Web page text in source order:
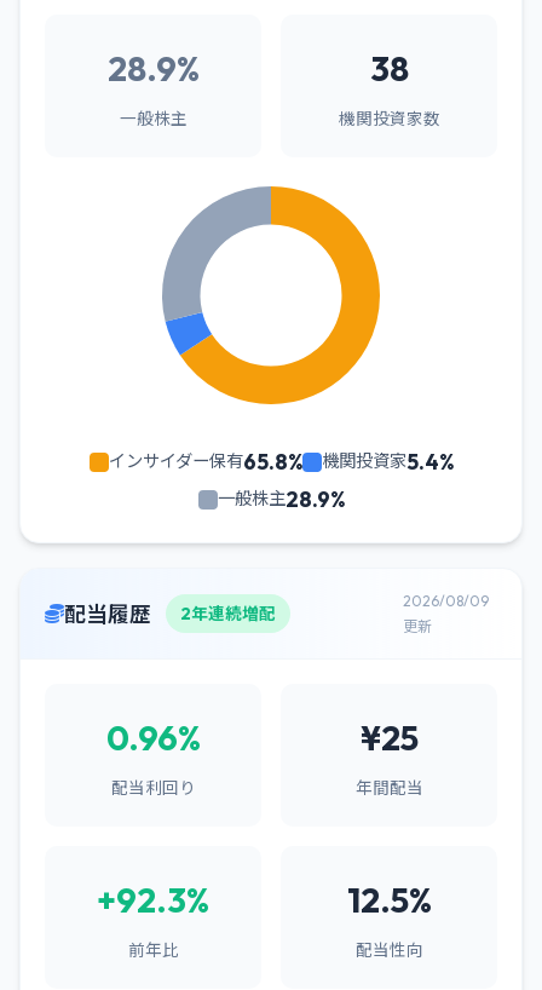
28.9%
一般株主
38
機関投資家数
インサイダー保有65.8% 機関投資家5.4%
一般株主28.9%
配当履歴 2年連続増配
2026/08/09
更新
0.96%
配当利回り
¥25
年間配当
+92.3%
前年比
12.5%
配当性向